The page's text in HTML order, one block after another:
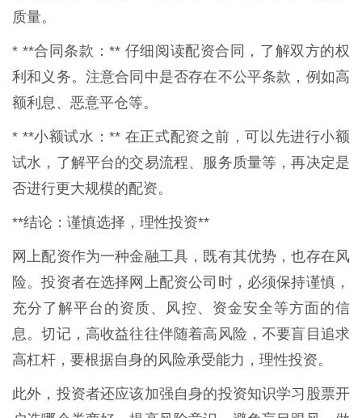
质量。
* **合同条款：** 仔细阅读配资合同，了解双方的权
利和义务。注意合同中是否存在不公平条款，例如高
额利息、恶意平仓等。
* **小额试水：** 在正式配资之前，可以先进行小额
试水，了解平台的交易流程、服务质量等，再决定是
否进行更大规模的配资。
**结论：谨慎选择，理性投资**
网上配资作为一种金融工具，既有其优势，也存在风
险。投资者在选择网上配资公司时，必须保持谨慎，
充分了解平台的资质、风控、资金安全等方面的信
息。切记，高收益往往伴随着高风险，不要盲目追求
高杠杆，要根据自身的风险承受能力，理性投资。
此外，投资者还应该加强自身的投资知识学习股票开